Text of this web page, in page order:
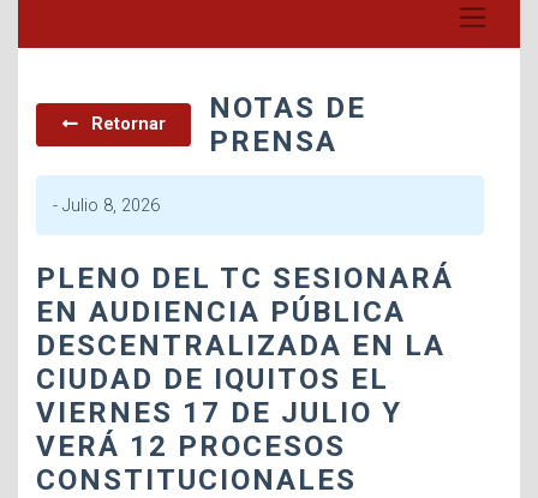
Retornar
NOTAS DE
PRENSA
-Julio 8, 2026
PLENO DEL TC SESIONARÁ
EN AUDIENCIA PÚBLICA
DESCENTRALIZADA EN LA
CIUDAD DE IQUITOS EL
VIERNES 17 DE JULIO Y
VERÁ 12 PROCESOS
CONSTITUCIONALES